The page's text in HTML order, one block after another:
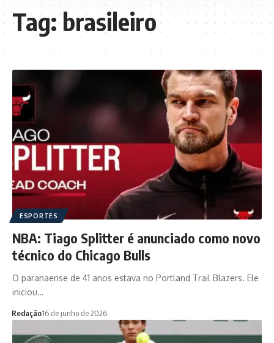
Tag:brasileiro
ESPORTES
NBA: Tiago Splitter é anunciado como novo
técnico do Chicago Bulls
O paranaense de 41 anos estava no Portland Trail Blazers. Ele
iniciou…
Redação16 de junho de 2026